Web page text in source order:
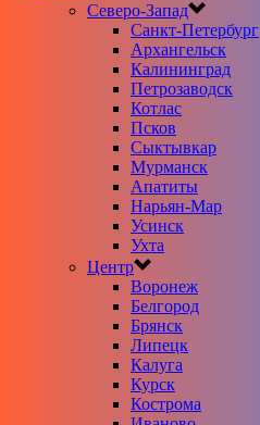
Северо-Запад
Санкт-Петербург
Архангельск
Калининград
Петрозаводск
Котлас
Псков
Сыктывкар
Мурманск
Апатиты
Нарьян-Мар
Усинск
Ухта
Центр
Воронеж
Белгород
Брянск
Липецк
Калуга
Курск
Кострома